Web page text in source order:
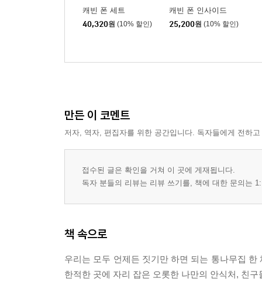
캐빈 폰 세트
40,320원 (10% 할인)
캐빈 폰 인사이드
25,200원 (10% 할인)
만든 이 코멘트
저자, 역자, 편집자를 위한 공간입니다. 독자들에게 전하
접수된 글은 확인을 거쳐 이 곳에 게재됩니다.
독자 분들의 리뷰는 리뷰 쓰기를, 책에 대한 문의는
책 속으로
우리는 모두 언제든 짓기만 하면 되는 통나무집
한적한 곳에 자리 잡은 오롯한 나만의 안식처, 친